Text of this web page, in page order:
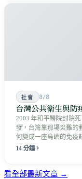
社會 8/8
台灣公共衛生與防
2003 年和平醫院封院
發，台灣靠那場災難的
何變成一座島嶼的免疫
14 分鐘
看全部最新文章 →